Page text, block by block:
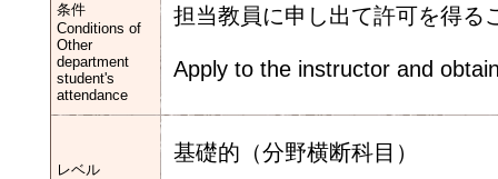
条件
Conditions of
Other
department
student's
attendance
担当教員に申し出て許可を得る
Apply to the instructor and
レベル
基礎的（分野横断科目）